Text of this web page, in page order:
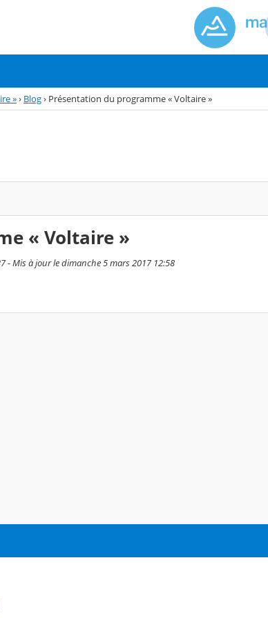
»› Blog› Présentation du programme « Voltaire »
« Voltaire »
- Mis à jour le dimanche 5 mars 2017 12:58